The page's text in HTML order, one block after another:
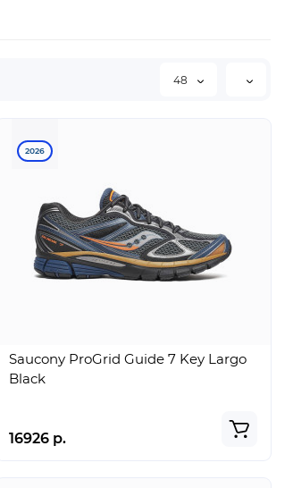
48
2026
Saucony ProGrid Guide 7 Key Largo
Black
16926 р.